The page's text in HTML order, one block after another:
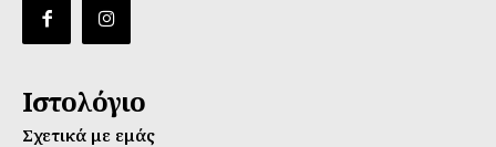
Ιστολόγιο
Σχετικά με εμάς